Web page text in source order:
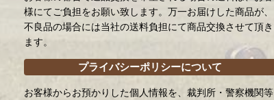
様にてご負担をお願い致します。万一お届けした商品が、
不良品の場合には当社の送料負担にて商品交換させて頂き
ます。
プライバシーポリシーについて
お客様からお預かりした個人情報を、裁判所・警察機関等